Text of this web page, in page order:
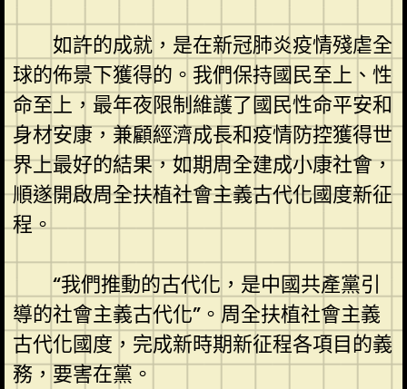
如許的成就，是在新冠肺炎疫情殘虐全
球的佈景下獲得的。我們保持國民至上、性
命至上，最年夜限制維護了國民性命平安和
身材安康，兼顧經濟成長和疫情防控獲得世
界上最好的結果，如期周全建成小康社會，
順遂開啟周全扶植社會主義古代化國度新征
程。
“我們推動的古代化，是中國共產黨引
導的社會主義古代化”。周全扶植社會主義
古代化國度，完成新時期新征程各項目的義
務，要害在黨。